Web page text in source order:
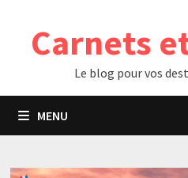
contenuCarnets
Le blog pour vos
MENU